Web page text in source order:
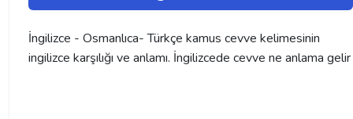
İngilizce - Osmanlıca- Türkçe kamus cevve kelimesinin
ingilizce karşılığı ve anlamı. İngilizcede cevve ne anlama gelir